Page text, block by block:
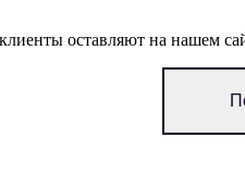
оставляют на нашем